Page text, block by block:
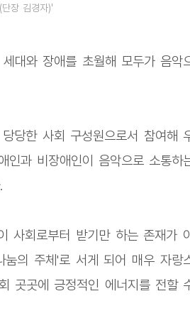
장 김경자)'
대와 장애를 초월해 모두가 음악
당한 사회 구성원으로서 참여해
인과 비장애인이 음악으로 소통하
사회로부터 받기만 하는 존재가
눔의 주체'로 서게 되어 매우 자랑
곳곳에 긍정적인 에너지를 전할